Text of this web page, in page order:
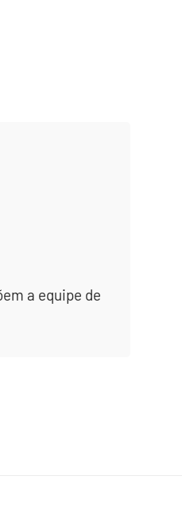
a equipe de